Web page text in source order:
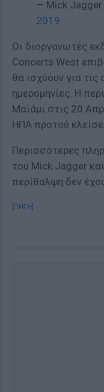
— Mick
2019
Οι διοργανωτές
Concerts West
θα ισχύουν για
ημερομηνίες. Η
Μαϊάμι στις 20
ΗΠΑ προτού
Περισσότερες
του Mick Jagger
περίθαλψη δεν
[ΠΗΓΗ]